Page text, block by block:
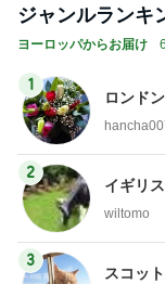
wiltomo
3
Norizo
4